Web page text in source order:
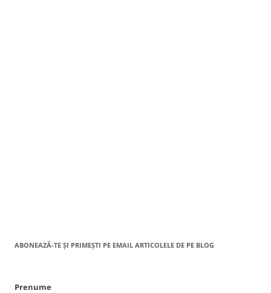
ABONEAZĂ-TE ȘI PRIMEȘTI PE EMAIL ARTICOLELE DE PE BLOG
Prenume